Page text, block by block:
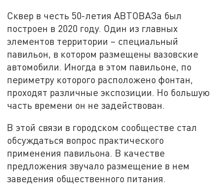
Сквер в честь 50-летия АВТОВАЗа был
построен в 2020 году. Один из главных
элементов территории – специальный
павильон, в котором размещены вазовские
автомобили. Иногда в этом павильоне, по
периметру которого расположено фонтан,
проходят различные экспозиции. Но большую
часть времени он не задействован.
В этой связи в городском сообществе стал
обсуждаться вопрос практического
применения павильона. В качестве
предложения звучало размещение в нем
заведения общественного питания.